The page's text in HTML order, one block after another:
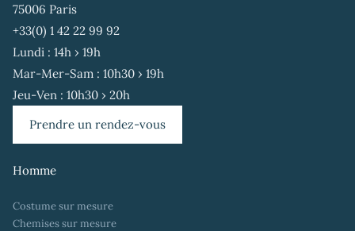
75006 Paris
+33(0) 1 42 22 99 92
Lundi : 14h › 19h
Mar-Mer-Sam : 10h30 › 19h
Jeu-Ven : 10h30 › 20h
Prendre un rendez-vous
Homme
Costume sur mesure
Chemises sur mesure